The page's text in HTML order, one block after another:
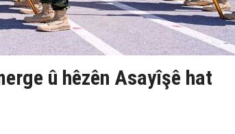
û hêzên Asayîşê hat